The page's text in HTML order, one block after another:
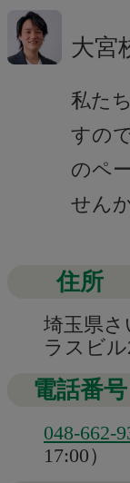
大宮
私た
すの
のペ
せん
住所
埼玉県さ
ラスビ
電話番号
048-662-
17:00）